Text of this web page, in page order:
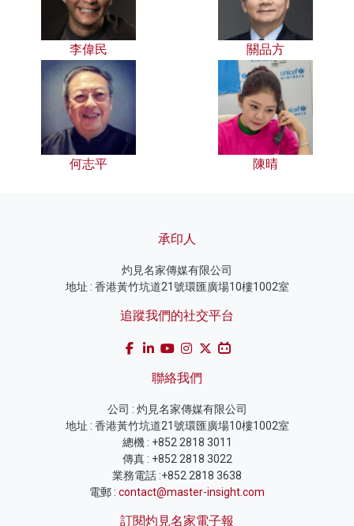
李偉民 關品方
何志平 陳晴
承印人
灼見名家傳媒有限公司
地址 : 香港黃竹坑道21號環匯廣場10樓1002室
追蹤我們的社交平台
聯絡我們
公司 : 灼見名家傳媒有限公司
地址 : 香港黃竹坑道21號環匯廣場10樓1002室
總機 : +852 2818 3011
傳真 : +852 2818 3022
業務電話 :+852 2818 3638
電郵 : contact@master-insight.com
訂閱灼見名家電子報